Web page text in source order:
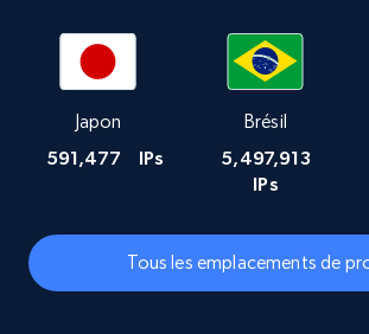
Japon
591,477 IPs
Brésil
5,497,913
IPs
Tous les emplacements de